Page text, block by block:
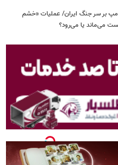
بر سر جنگ ایران/ عملیات «خشم
می‌ماند یا می‌رود؟